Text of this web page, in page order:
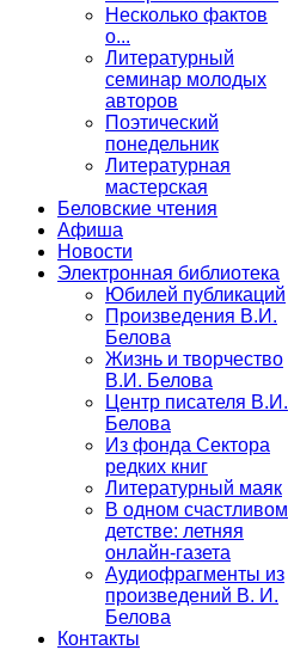
Несколько фактов
о...
Литературный
семинар молодых
авторов
Поэтический
понедельник
Литературная
мастерская
Беловские чтения
Афиша
Новости
Электронная библиотека
Юбилей публикаций
Произведения В.И.
Белова
Жизнь и творчество
В.И. Белова
Центр писателя В.И.
Белова
Из фонда Сектора
редких книг
Литературный маяк
В одном счастливом
детстве: летняя
онлайн-газета
Аудиофрагменты из
произведений В. И.
Белова
Контакты